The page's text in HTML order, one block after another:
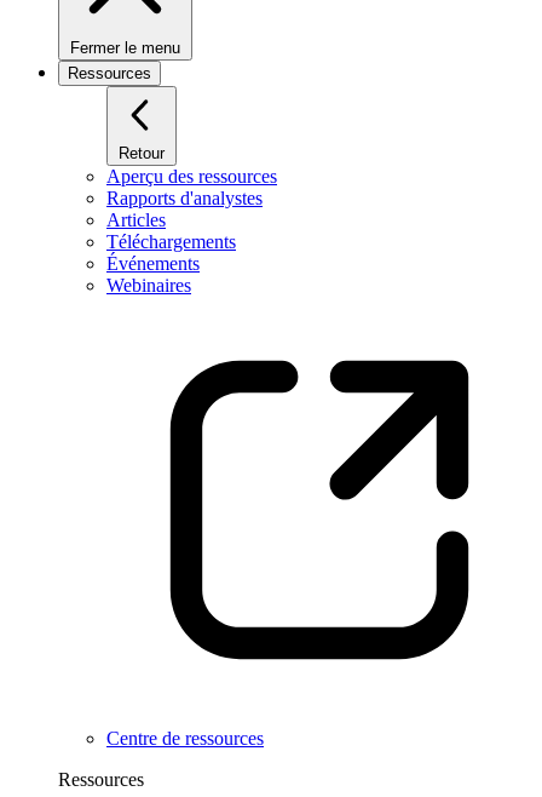
Fermer le menu
Ressources
Retour
Aperçu des ressources
Rapports d'analystes
Articles
Téléchargements
Événements
Webinaires
Centre de ressources
Ressources